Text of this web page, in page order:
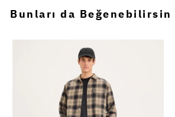
Bunları da Beğenebilirsin